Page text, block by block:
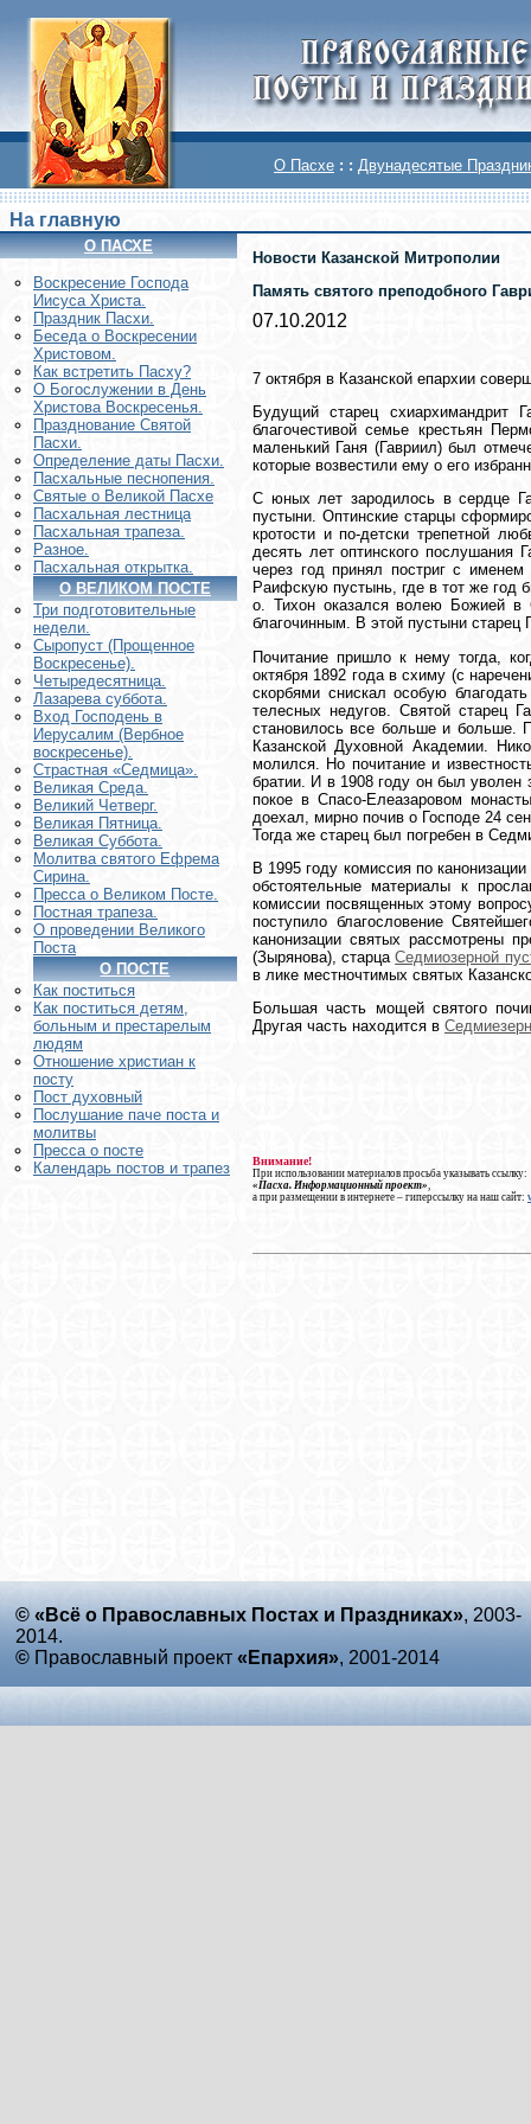
О Пасхе : : Двунадесятые
На главную
О ПАСХЕ
Воскреcение Господа
Иисуса Христа.
Праздник Пасхи.
Беседа о Воскресении
Христовом.
Как встретить Пасху?
О Богослужении в День
Христова Воскресенья.
Празднование Святой
Пасхи.
Определение даты Пасхи.
Пасхальные песнопения.
Святые о Великой Пасхе
Пасхальная лестница
Пасхальная трапеза.
Разное.
Пасхальная открытка.
О ВЕЛИКОМ ПОСТЕ
Три подготовительные
недели.
Сыропуст (Прощенное
Воскресенье).
Четыредесятница.
Лазарева суббота.
Вход Господень в
Иерусалим (Вербное
воскресенье).
Страстная «Седмица».
Великая Среда.
Великий Четверг.
Великая Пятница.
Великая Суббота.
Молитва святого Ефрема
Сирина.
Пресса о Великом Посте.
Постная трапеза.
О проведении Великого
Поста
О ПОСТЕ
Как поститься
Как поститься детям,
больным и престарелым
людям
Отношение христиан к
посту
Пост духовный
Послушание паче поста и
молитвы
Пресса о посте
Календарь постов и трапез
Новости Казанской Митрополии
Память святого преподобного
07.10.2012
7 октября в Казанской епархии
Будущий старец
благочестивой семье крестьян
маленький Ганя (Гавриил) был
которые возвестили ему о его
С юных лет зародилось в сердце
пустыни. Оптинские старцы
кротости и по-детски трепетной
десять лет оптинского послушания
через год принял постриг с
Раифскую пустынь, где в тот же год
о. Тихон оказался волею Божией в
благочинным. В этой пустыни старец
Почитание пришло к нему тогда,
октября 1892 года в схиму (с
скорбями снискал особую
телесных недугов. Святой старец
становилось все больше и больше.
Казанской Духовной Академии.
молился. Но почитание и
братии. И в 1908 году он был уволен
покое в Спасо-Елеазаровом
доехал, мирно почив о Господе 24
Тогда же старец был погребен в
В 1995 году комиссия по
обстоятельные материалы к
комиссии посвященных этому
поступило благословение
канонизации святых рассмотрены
(Зырянова), старцаСедмиозерной
в лике местночтимых святых
Большая часть мощей святого
Другая часть находится в
Внимание!
При использовании материалов просьба указывать ссылку:
«Пасха. Информационный проект»,
а при размещении в интернете – гиперссылку на наш сайт:
© «Всё о Православных Постах и Праздниках», 2003-
2014.
© Православный проект «Епархия», 2001-2014